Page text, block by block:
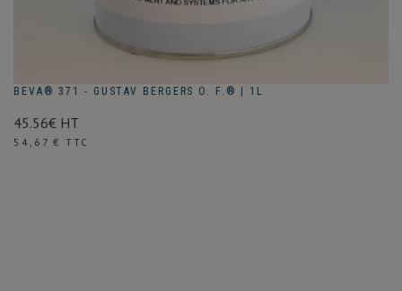
BEVA® 371 - GUSTAV BERGERS O. F.® | 1L
45.56€ HT
Prix
54,67 € TTC